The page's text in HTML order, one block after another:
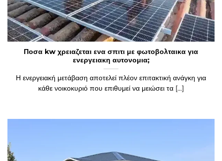
Ποσα kw χρειαζεται ενα σπιτι με φωτοβολταικα για
ενεργειακη αυτονομια;
Η ενεργειακή μετάβαση αποτελεί πλέον επιτακτική ανάγκη για
κάθε νοικοκυριό που επιθυμεί να μειώσει τα [...]